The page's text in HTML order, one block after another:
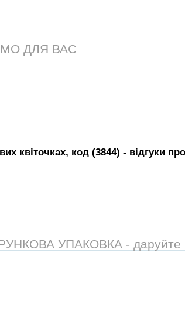
ДЛЯ ВАС
квіточках, код (3844) - вiдгуки
УПАКОВКА - даруйте